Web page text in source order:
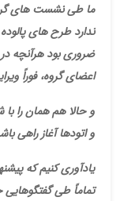
ما طی نشست های
ندارد طرح های
ضروری بود هرآنچه
اعضای گروه، فوراً
و حالا هم همان را
و اتودها آغاز راهی
یادآوری کنیم که
تماماً طی گفتگوهایی